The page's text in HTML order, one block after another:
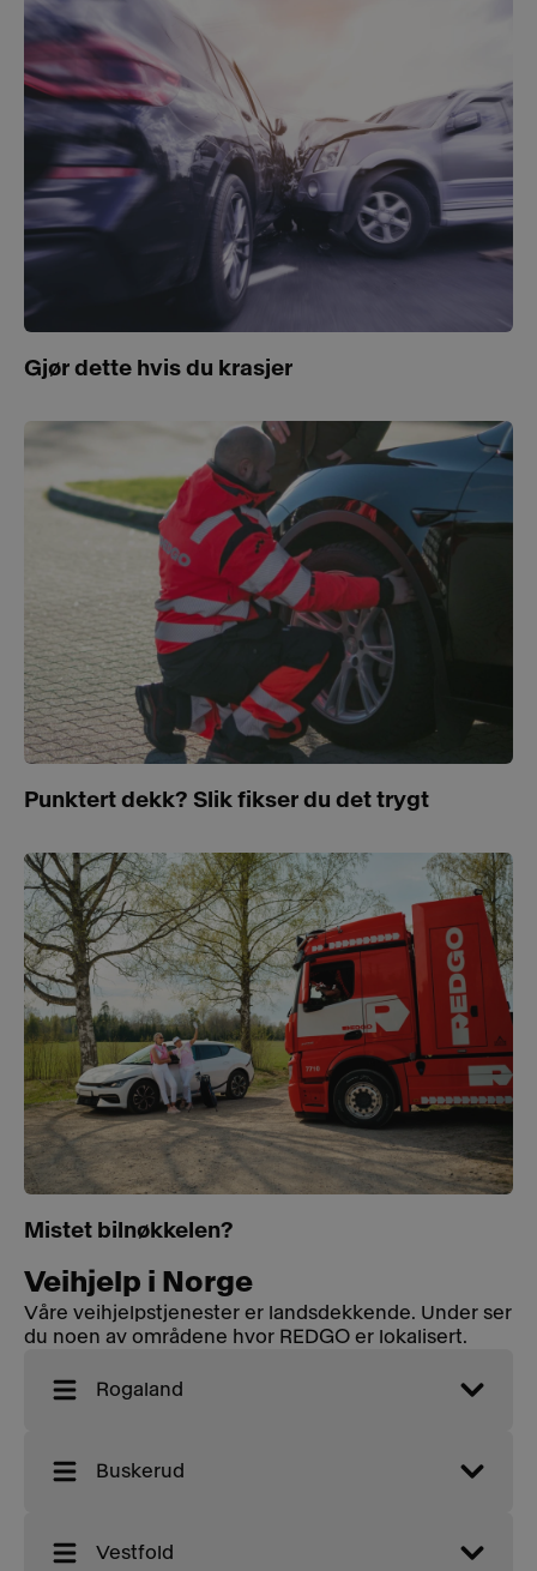
Gjør dette hvis du krasjer
Punktert dekk? Slik fikser du det trygt
Mistet bilnøkkelen?
Veihjelp i Norge
Våre veihjelpstjenester er landsdekkende. Under ser
du noen av områdene hvor REDGO er lokalisert.
Rogaland
Buskerud
Vestfold